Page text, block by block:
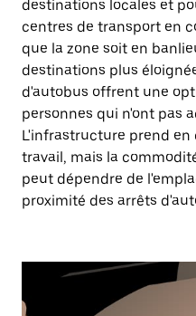
destinations locales et
centres de transport en
que la zone soit en
destinations plus
d'autobus offrent une
personnes qui n'ont pas
L'infrastructure prend
travail, mais la
peut dépendre de
proximité des arrêts